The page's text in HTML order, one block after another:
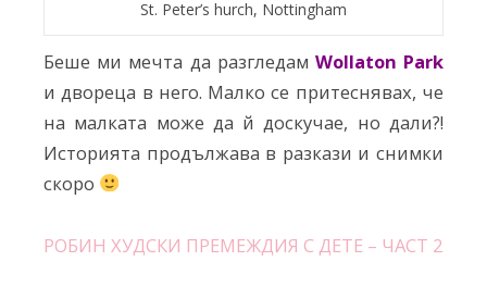
St. Peter’s hurch, Nottingham
Беше ми мечта да разгледам Wollaton Park
и двореца в него. Малко се притеснявах, че
на малката може да й доскучае, но дали?!
Историята продължава в разкази и снимки
скоро
РОБИН ХУДСКИ ПРЕМЕЖДИЯ С ДЕТЕ – ЧАСТ 2